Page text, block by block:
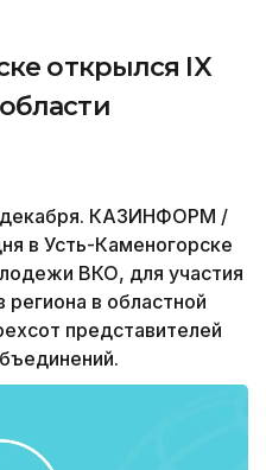
открылся IX
КАЗИНФОРМ /
в Усть-Каменогорске
ВКО, для участия
региона в областной
представителей